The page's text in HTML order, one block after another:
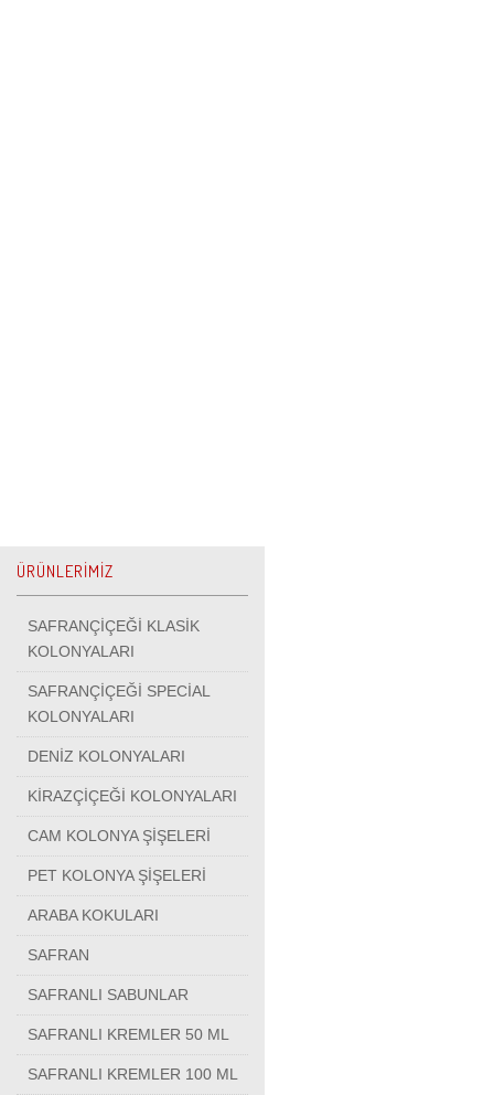
ÜRÜNLERİMİZ
SAFRANÇİÇEĞİ KLASİK
KOLONYALARI
SAFRANÇİÇEĞİ SPECİAL
KOLONYALARI
DENİZ KOLONYALARI
KİRAZÇİÇEĞİ KOLONYALARI
CAM KOLONYA ŞİŞELERİ
PET KOLONYA ŞİŞELERİ
ARABA KOKULARI
SAFRAN
SAFRANLI SABUNLAR
SAFRANLI KREMLER 50 ML
SAFRANLI KREMLER 100 ML